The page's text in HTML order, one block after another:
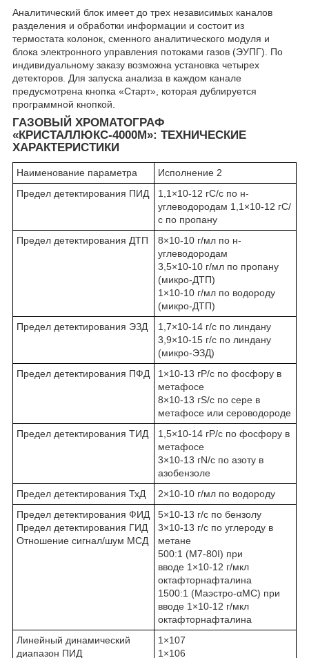
Аналитический блок имеет до трех независимых каналов
разделения и обработки информации и состоит из
термостата колонок, сменного аналитического модуля и
блока электронного управления потоками газов (ЭУПГ). По
индивидуальному заказу возможна установка четырех
детекторов. Для запуска анализа в каждом канале
предусмотрена кнопка «Старт», которая дублируется
программной кнопкой.
ГАЗОВЫЙ ХРОМАТОГРАФ
«КРИСТАЛЛЮКС-4000М»: ТЕХНИЧЕСКИЕ
ХАРАКТЕРИСТИКИ
Наименование параметра
Исполнение 2
Предел детектирования ПИД
1,1×10-12 гС/с по н-
углеводородам 1,1×10-12 гС/
с по пропану
Предел детектирования ДТП
8×10-10 г/мл по н-
углеводородам
3,5×10-10 г/мл по пропану
(микро-ДТП)
1×10-10 г/мл по водороду
(микро-ДТП)
Предел детектирования ЭЗД
1,7×10-14 г/с по линдану
3,9×10-15 г/с по линдану
(микро-ЭЗД)
Предел детектирования ПФД
1×10-13 гР/с по фосфору в
метафосе
8×10-13 гS/с по сере в
метафосе или сероводороде
Предел детектирования ТИД
1,5×10-14 гР/с по фосфору в
метафосе
3×10-13 гN/с по азоту в
азобензоле
Предел детектирования ТхД
2×10-10 г/мл по водороду
Предел детектирования ФИД
Предел детектирования ГИД
Отношение сигнал/шум МСД
5×10-13 г/с по бензолу
3×10-13 г/с по углероду в
метане
500:1 (M7-80I) при
вводе 1×10-12 г/мкл
октафторнафталина
1500:1 (Маэстро-αMC) при
вводе 1×10-12 г/мкл
октафторнафталина
Линейный динамический
диапазон ПИД
1×107
1×106